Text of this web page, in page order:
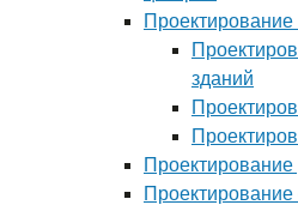
зданий
Проектирование
Проектирование